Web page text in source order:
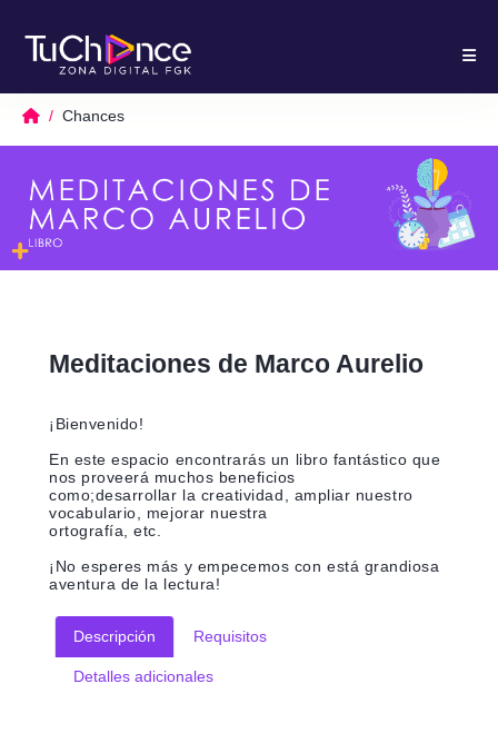
Chances
Meditaciones de Marco Aurelio
¡Bienvenido!
En este espacio encontrarás un libro fantástico que
nos proveerá muchos beneficios
como;desarrollar la creatividad, ampliar nuestro
vocabulario, mejorar nuestra
ortografía, etc.
¡No esperes más y empecemos con está grandiosa
aventura de la lectura!
Descripción Requisitos
Detalles adicionales